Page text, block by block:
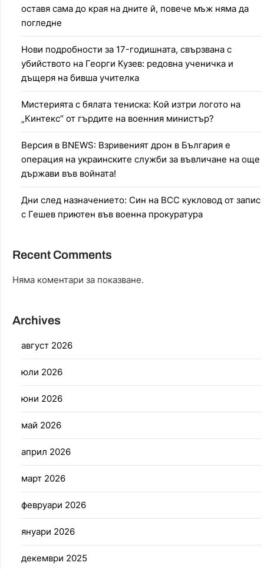
оставя сама до края на дните й, повече мъж няма да
погледне
Нови подробности за 17-годишната, свързвана с
убийството на Георги Кузев: редовна ученичка и
дъщеря на бивша учителка
Мистерията с бялата тениска: Кой изтри логото на
„Кинтекс“ от гърдите на военния министър?
Версия в BNEWS: Взривеният дрон в България е
операция на украинските служби за въвличане на още
държави във войната!
Дни след назначението: Син на ВСС кукловод от запис
с Гешев приютен във военна прокуратура
Recent Comments
Няма коментари за показване.
Archives
август 2026
юли 2026
юни 2026
май 2026
април 2026
март 2026
февруари 2026
януари 2026
декември 2025